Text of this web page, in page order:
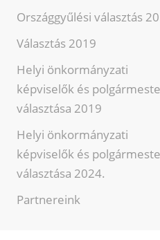
Országgyűlési választás
Választás 2019
Helyi önkormányzati
képviselők és
választása 2019
Helyi önkormányzati
képviselők és
választása 2024.
Partnereink